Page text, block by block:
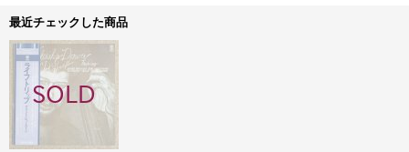
最近チェックした商品